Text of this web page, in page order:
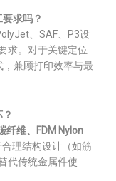
求吗？
、SAF、P3设
求。对于关键定位
，兼顾打印效率与最
纤维、FDM Nylon
理结构设计（如筋
代传统金属件使